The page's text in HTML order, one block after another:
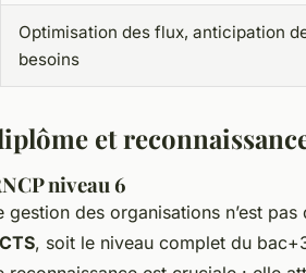
Optimisation des flux, anticipation
besoins
et
niveau 6
des organisations n’est pas
, soit le niveau complet du